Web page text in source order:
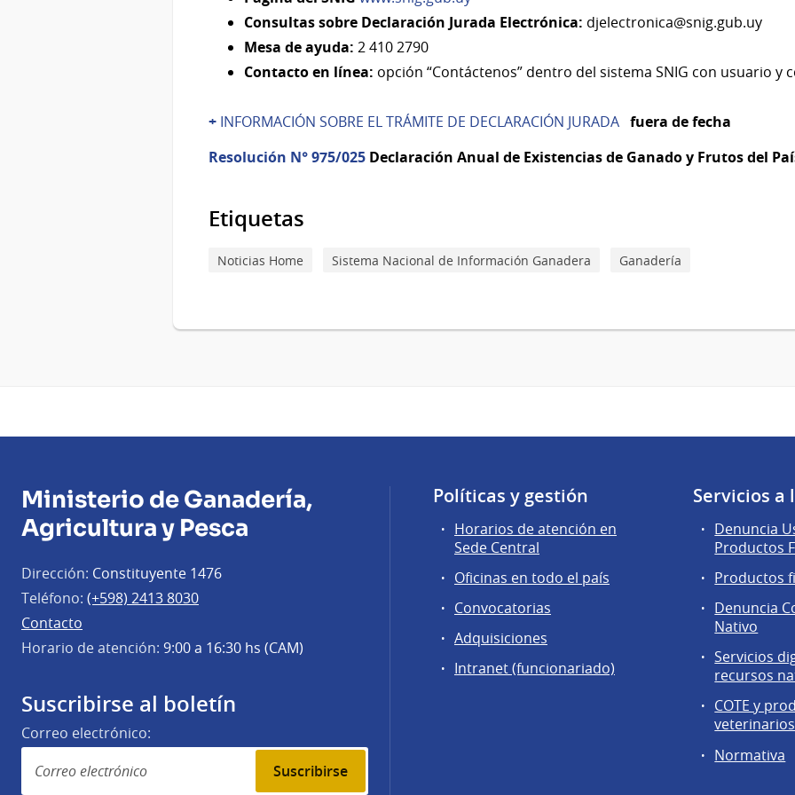
Consultas sobre Declaración Jurada Electrónica: djelectronica@snig.gub.uy
Mesa de ayuda: 2 410 2790
Contacto en línea: opción “Contáctenos” dentro del sistema SNIG con usuario y
+ INFORMACIÓN SOBRE EL TRÁMITE DE DECLARACIÓN JURADA fuera de fecha
Resolución N° 975/025 Declaración Anual de Existencias de Ganado y Frutos del
Etiquetas
Noticias Home Sistema Nacional de Información Ganadera Ganadería
Ministerio de Ganadería,
Agricultura y Pesca
Dirección: Constituyente 1476
Teléfono: (+598) 2413 8030
Contacto
Horario de atención: 9:00 a 16:30 hs (CAM)
Suscribirse al boletín
Correo electrónico:
Suscribirse
Políticas y gestión
Horarios de atención en
Sede Central
Oficinas en todo el país
Convocatorias
Adquisiciones
Intranet (funcionariado)
Servicios a
Denuncia
Productos
Productos
Denuncia
Nativo
Servicios
recursos
COTE y
veterinarios
Normativa